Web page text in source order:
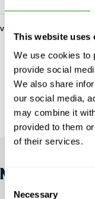
This website uses
We use cookies to
provide social
We also share
our social media,
may combine it
provided to them
of their services.
Selection
Necessary
von fs-admin
NEWS